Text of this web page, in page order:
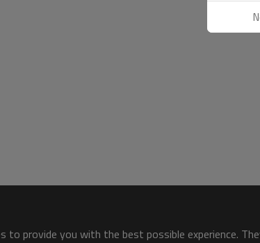
to provide you with the best possible experience.